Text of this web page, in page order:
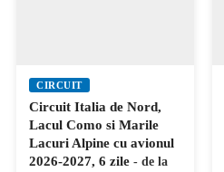
CIRCUIT
Circuit Italia de Nord,
Lacul Como si Marile
Lacuri Alpine cu avionul
2026-2027, 6 zile - de la